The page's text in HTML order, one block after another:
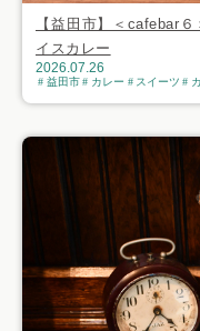
【益田市】＜cafebar
イスカレー
2026.07.26
益田市 カレー スイーツ